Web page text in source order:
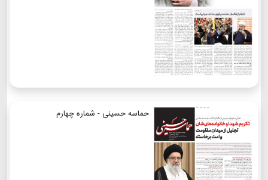
حماسه حسینی - شماره چهارم